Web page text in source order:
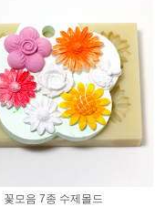
꽃모음 7종 수제몰드